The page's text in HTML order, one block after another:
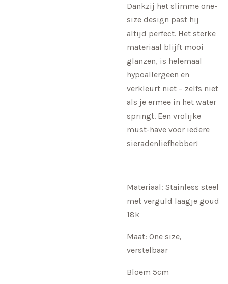
Dankzij het slimme one-
size design past hij
altijd perfect. Het sterke
materiaal blijft mooi
glanzen, is helemaal
hypoallergeen en
verkleurt niet – zelfs niet
als je ermee in het water
springt. Een vrolijke
must-have voor iedere
sieradenliefhebber!
Materiaal: Stainless steel
met verguld laagje goud
18k
Maat: One size,
verstelbaar
Bloem 5cm